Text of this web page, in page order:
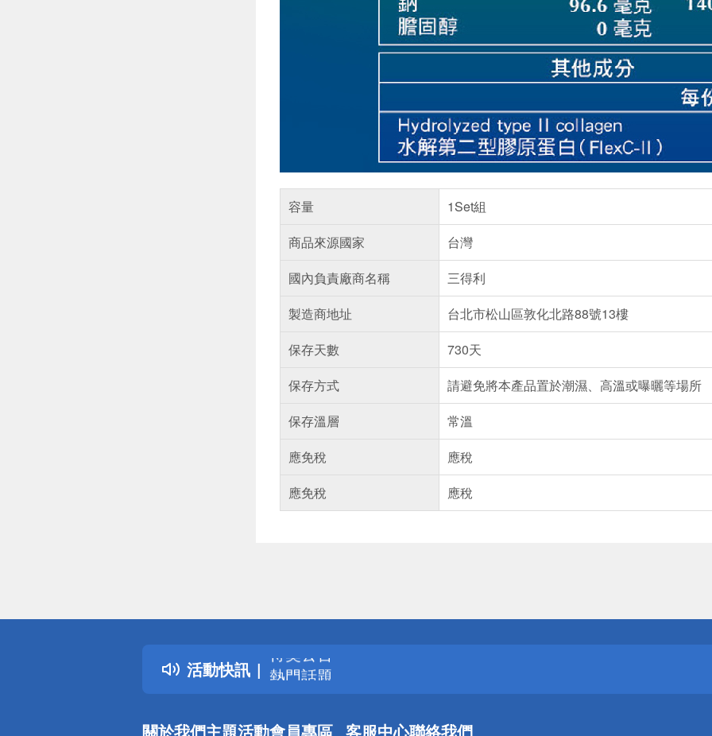
容量
1Set組
商品來源國家
台灣
國內負責廠商名稱
三得利
製造商地址
台北市松山區敦化北路88號13樓
保存天數
730天
保存方式
請避免將本產品置於潮濕、高溫或曝曬等場所
保存溫層
常溫
應免稅
應稅
應免稅
應稅
活動快訊
詐騙網頁！請小心！
得獎公告
熱門話題
銀行優惠
關於我們主題活動會員專區 客服中心聯絡我們